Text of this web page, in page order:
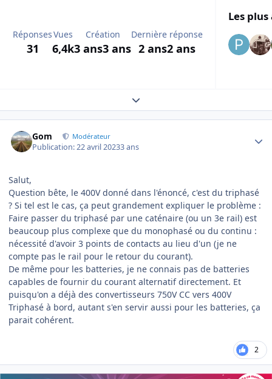
Réponses
31
Vues
6,4k
Création
3 ans3 ans
Dernière réponse
2 ans2 ans
Les
Expand topic overview
Gom Modérateur
Publication:22 avril 20233 ans
Salut,
Question bête, le 400V donné dans l'énoncé, c'est du triphasé
? Si tel est le cas, ça peut grandement expliquer le problème :
Faire passer du triphasé par une caténaire (ou un 3e rail) est
beaucoup plus complexe que du monophasé ou du continu :
nécessité d'avoir 3 points de contacts au lieu d'un (je ne
compte pas le rail pour le retour du courant).
De même pour les batteries, je ne connais pas de batteries
capables de fournir du courant alternatif directement. Et
puisqu'on a déjà des convertisseurs 750V CC vers 400V
Triphasé à bord, autant s'en servir aussi pour les batteries, ça
parait cohérent.
2